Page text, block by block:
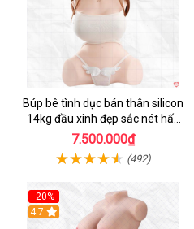
Búp bê tình dục bán thân silicon
14kg đầu xinh đẹp sắc nét hấp
dẫn
7.500.000₫
(492)
-20%
4.7